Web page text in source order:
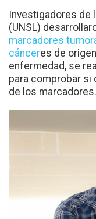
Investigadores de
(UNSL)
marcadores
cánceres de origen
enfermedad, se
para comprobar si
de los marcadores.